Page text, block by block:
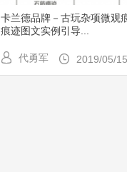
卡兰德品牌－古玩杂项微观
痕迹图文实例引导...
代勇军 2019/05/15